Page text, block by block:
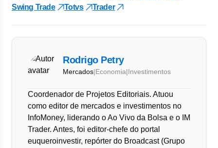
Swing Trade
Totvs Trader
Rodrigo Petry
Mercados|Economia|Investimentos
Coordenador de Projetos Editoriais. Atuou
como editor de mercados e investimentos no
InfoMoney, liderando o Ao Vivo da Bolsa e o IM
Trader. Antes, foi editor-chefe do portal
euqueroinvestir, repórter do Broadcast (Grupo